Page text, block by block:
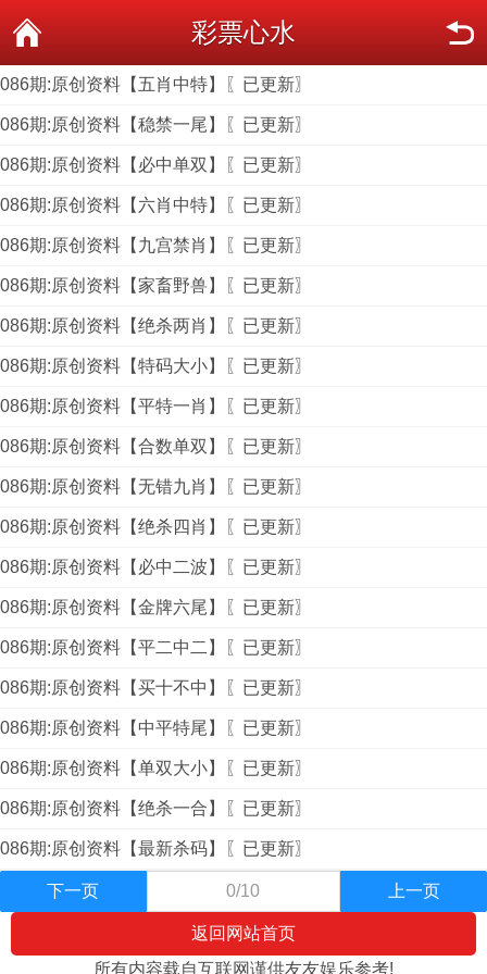
彩票心水
086期:原创资料【五肖中特】〖已更新〗
086期:原创资料【稳禁一尾】〖已更新〗
086期:原创资料【必中单双】〖已更新〗
086期:原创资料【六肖中特】〖已更新〗
086期:原创资料【九宫禁肖】〖已更新〗
086期:原创资料【家畜野兽】〖已更新〗
086期:原创资料【绝杀两肖】〖已更新〗
086期:原创资料【特码大小】〖已更新〗
086期:原创资料【平特一肖】〖已更新〗
086期:原创资料【合数单双】〖已更新〗
086期:原创资料【无错九肖】〖已更新〗
086期:原创资料【绝杀四肖】〖已更新〗
086期:原创资料【必中二波】〖已更新〗
086期:原创资料【金牌六尾】〖已更新〗
086期:原创资料【平二中二】〖已更新〗
086期:原创资料【买十不中】〖已更新〗
086期:原创资料【中平特尾】〖已更新〗
086期:原创资料【单双大小】〖已更新〗
086期:原创资料【绝杀一合】〖已更新〗
086期:原创资料【最新杀码】〖已更新〗
下一页 0/10 上一页
返回网站首页
所有内容载自互联网谨供友友娱乐参考!